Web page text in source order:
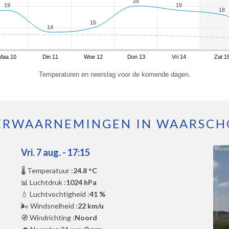
19
19
14
14
15
15
19
19
18
18
10 Din 11 Woe 12 Don 13 Vri 14 Zat
Temperaturen en neerslag voor de komende dagen.
IN
Vri. 7 aug. - 17:15
🌡️ Temperatuur :24.8 °C
📊 Luchtdruk :1024 hPa
💧 Luchtvochtigheid :41 %
🌬️ Windsnelheid :22 km/u
🧭 Windrichting :Noord